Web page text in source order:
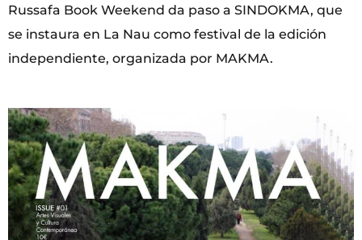
Russafa Book Weekend da paso a SINDOKMA, que
se instaura en La Nau como festival de la edición
independiente, organizada por MAKMA.